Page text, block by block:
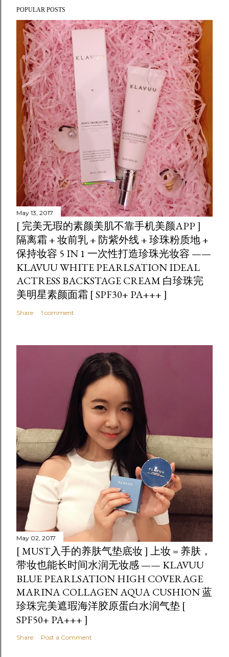
POPULAR POSTS
May 13, 2017
[ 完美无瑕的素颜美肌不靠手机美颜APP ]
隔离霜 + 妆前乳 + 防紫外线 + 珍珠粉质地 +
保持妆容 5 IN 1 一次性打造珍珠光妆容 ——
KLAVUU WHITE PEARLSATION IDEAL
ACTRESS BACKSTAGE CREAM 白珍珠完
美明星素颜面霜 [ SPF30+ PA+++ ]
Share 1 comment
May 02, 2017
[ MUST入手的养肤气垫底妆 ] 上妆 = 养肤，
带妆也能长时间水润无妆感 —— KLAVUU
BLUE PEARLSATION HIGH COVERAGE
MARINA COLLAGEN AQUA CUSHION 蓝
珍珠完美遮瑕海洋胶原蛋白水润气垫 [
SPF50+ PA+++ ]
Share Post a Comment